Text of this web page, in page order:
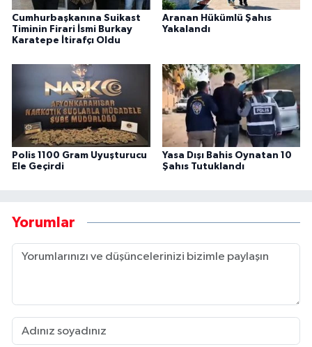
Cumhurbaşkanına Suikast
Timinin Firari İsmi Burkay
Karatepe İtirafçı Oldu
Aranan Hükümlü Şahıs
Yakalandı
Polis 1100 Gram Uyuşturucu
Ele Geçirdi
Yasa Dışı Bahis Oynatan 10
Şahıs Tutuklandı
Yorumlar